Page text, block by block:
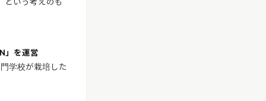
」を運営
学校が栽培した